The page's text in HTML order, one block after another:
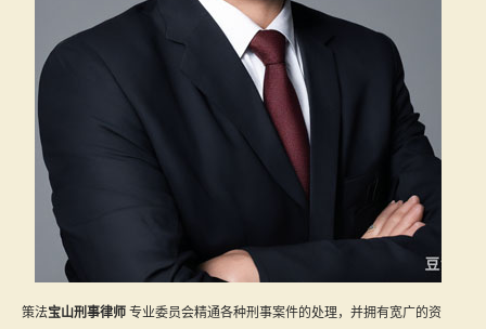
策法宝山刑事律师 专业委员会精通各种刑事案件的处理，并拥有宽广的资